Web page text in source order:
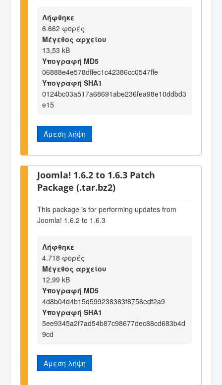
Λήφθηκε
6.662 φορές
Μέγεθος αρχείου
13,53 kB
Υπογραφή MD5
06888e4e578dffec1c42386cc0547ffe
Υπογραφή SHA1
0124bc03a517a68691abe236fea98e10ddbd3
e15
Άμεση λήψη
Joomla! 1.6.2 to 1.6.3 Patch
Package (.tar.bz2)
This package is for performing updates from
Joomla! 1.6.2 to 1.6.3
Λήφθηκε
4.718 φορές
Μέγεθος αρχείου
12,99 kB
Υπογραφή MD5
4d8b04d4b15d599238363f8758edf2a9
Υπογραφή SHA1
5ee9345a2f7ad54b87c98677dec88cd683b4d
9cd
Άμεση λήψη